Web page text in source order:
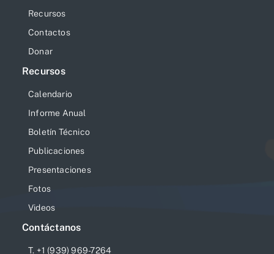
Recursos
Contactos
Donar
Recursos
Calendario
Informe Anual
Boletín Técnico
Publicaciones
Presentaciones
Fotos
Videos
Contáctanos
T. +1 (939) 969-7264